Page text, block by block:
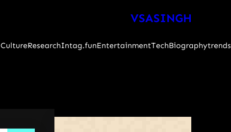
VSASINGH
CultureResearchIntag.funEntertainmentTechBiographytrends